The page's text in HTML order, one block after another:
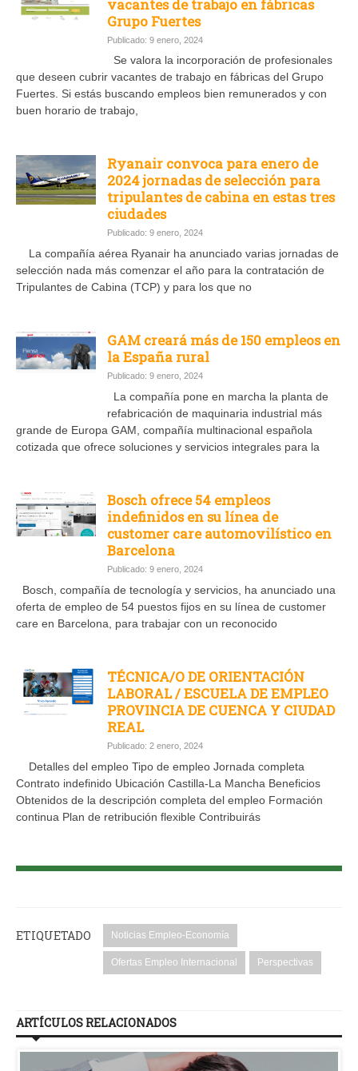
vacantes de trabajo en fábricas
Grupo Fuertes
Publicado: 9 enero, 2024
Se valora la incorporación de profesionales
que deseen cubrir vacantes de trabajo en fábricas del Grupo
Fuertes. Si estás buscando empleos bien remunerados y con
buen horario de trabajo,
Ryanair convoca para enero de
2024 jornadas de selección para
tripulantes de cabina en estas tres
ciudades
Publicado: 9 enero, 2024
La compañía aérea Ryanair ha anunciado varias jornadas de
selección nada más comenzar el año para la contratación de
Tripulantes de Cabina (TCP) y para los que no
GAM creará más de 150 empleos en
la España rural
Publicado: 9 enero, 2024
La compañía pone en marcha la planta de
refabricación de maquinaria industrial más
grande de Europa GAM, compañía multinacional española
cotizada que ofrece soluciones y servicios integrales para la
Bosch ofrece 54 empleos
indefinidos en su línea de
customer care automovilístico en
Barcelona
Publicado: 9 enero, 2024
Bosch, compañía de tecnología y servicios, ha anunciado una
oferta de empleo de 54 puestos fijos en su línea de customer
care en Barcelona, para trabajar con un reconocido
TÉCNICA/O DE ORIENTACIÓN
LABORAL / ESCUELA DE EMPLEO
PROVINCIA DE CUENCA Y CIUDAD
REAL
Publicado: 2 enero, 2024
Detalles del empleo Tipo de empleo Jornada completa
Contrato indefinido Ubicación Castilla-La Mancha Beneficios
Obtenidos de la descripción completa del empleo Formación
continua Plan de retribución flexible Contribuirás
ETIQUETADO Noticias Empleo-Economía
Ofertas Empleo Internacional Perspectivas
ARTÍCULOS RELACIONADOS